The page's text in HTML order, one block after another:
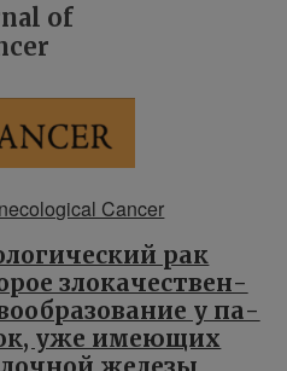
of
Cancer
рак
зло­ка­че­ствен­
у па­
уже име­ю­щих